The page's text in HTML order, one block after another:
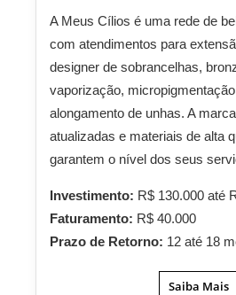
A Meus Cílios é uma rede de
com atendimentos para
designer de sobrancelhas,
vaporização,
alongamento de unhas. A
atualizadas e materiais de alta
garantem o nível dos seus
Investimento: R$ 130.000 até
Faturamento: R$ 40.000
Prazo de Retorno: 12 até 18
Saiba Mais